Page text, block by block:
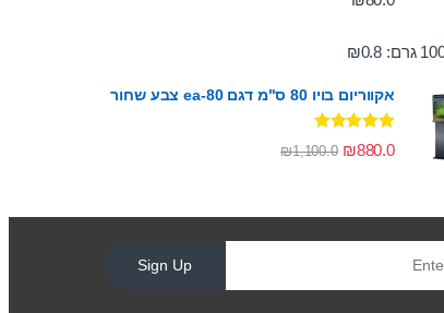
מתוך 5
₪0.8
אקווריום בויו 80 ס"מ דגם ea-80 צבע שחור
דורג5.00
מתוך 5 ₪880.0
₪1,100.0
Sign Up